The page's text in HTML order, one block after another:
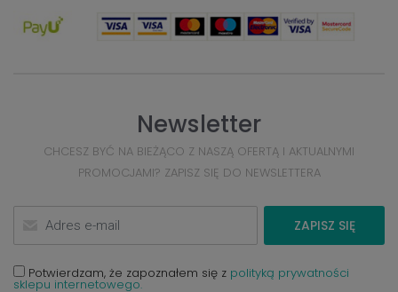
Newsletter
CHCESZ BYĆ NA BIEŻĄCO Z NASZĄ OFERTĄ I AKTUALNYMI
PROMOCJAMI? ZAPISZ SIĘ DO NEWSLETTERA
ZAPISZ SIĘ
Potwierdzam, że zapoznałem się z polityką prywatności
sklepu internetowego.